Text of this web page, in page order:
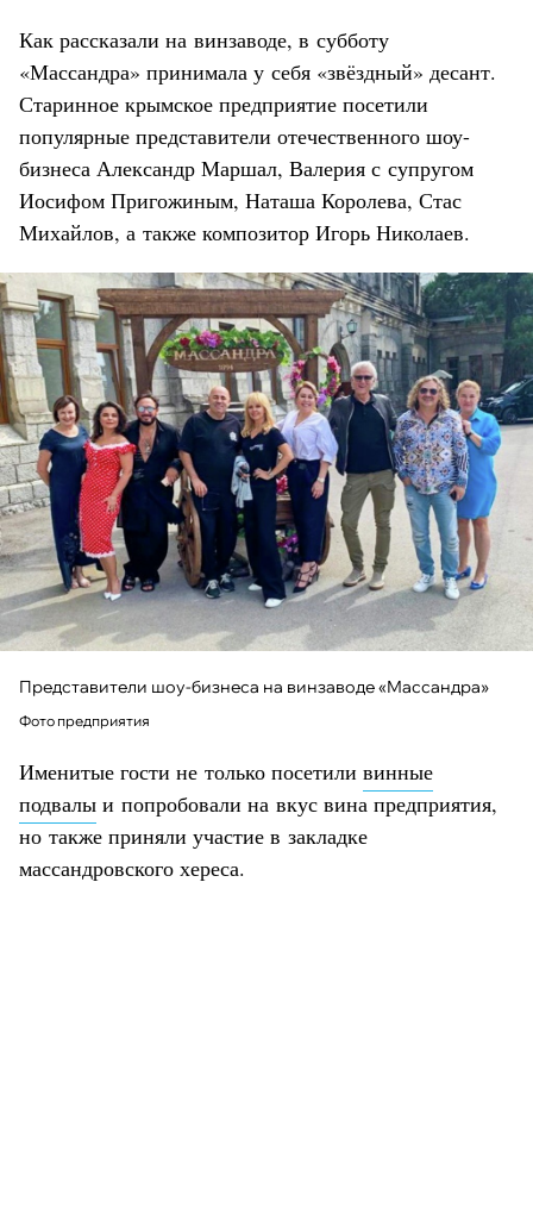
Как рассказали на винзаводе, в субботу
«Массандра» принимала у себя «звёздный» десант.
Старинное крымское предприятие посетили
популярные представители отечественного шоу-
бизнеса Александр Маршал, Валерия с супругом
Иосифом Пригожиным, Наташа Королева, Стас
Михайлов, а также композитор Игорь Николаев.
Представители шоу-бизнеса на винзаводе «Массандра»
Фото предприятия
Именитые гости не только посетили винные
подвалы и попробовали на вкус вина предприятия,
но также приняли участие в закладке
массандровского хереса.